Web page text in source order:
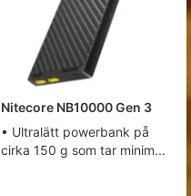
Nitecore NB10000 Gen 3
• Ultralätt powerbank på
cirka 150 g som tar minim...